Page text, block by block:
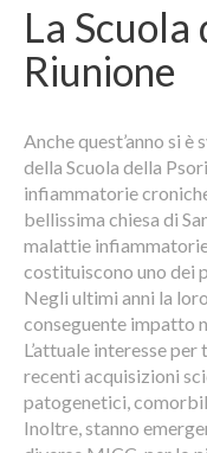
La
Riunione
Anche quest’anno si
della Scuola della
infiammatorie
bellissima chiesa di
malattie
costituiscono uno dei
Negli ultimi anni la
conseguente impatto
L’attuale interesse
recenti acquisizioni
patogenetici,
Inoltre, stanno